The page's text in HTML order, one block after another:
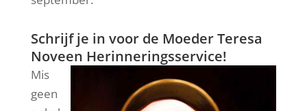
Schrijf je in voor de Moeder Teresa
Noveen Herinneringsservice!
Mis
geen